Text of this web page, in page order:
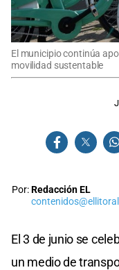
El municipio continúa
movilidad sustentable
Por:Redacción EL
El 3 de junio se
un medio de